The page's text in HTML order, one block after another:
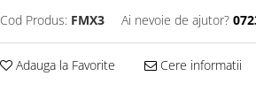
Cod Produs: FMX3 Ai nevoie de ajutor?
Adauga la Favorite Cere informatii